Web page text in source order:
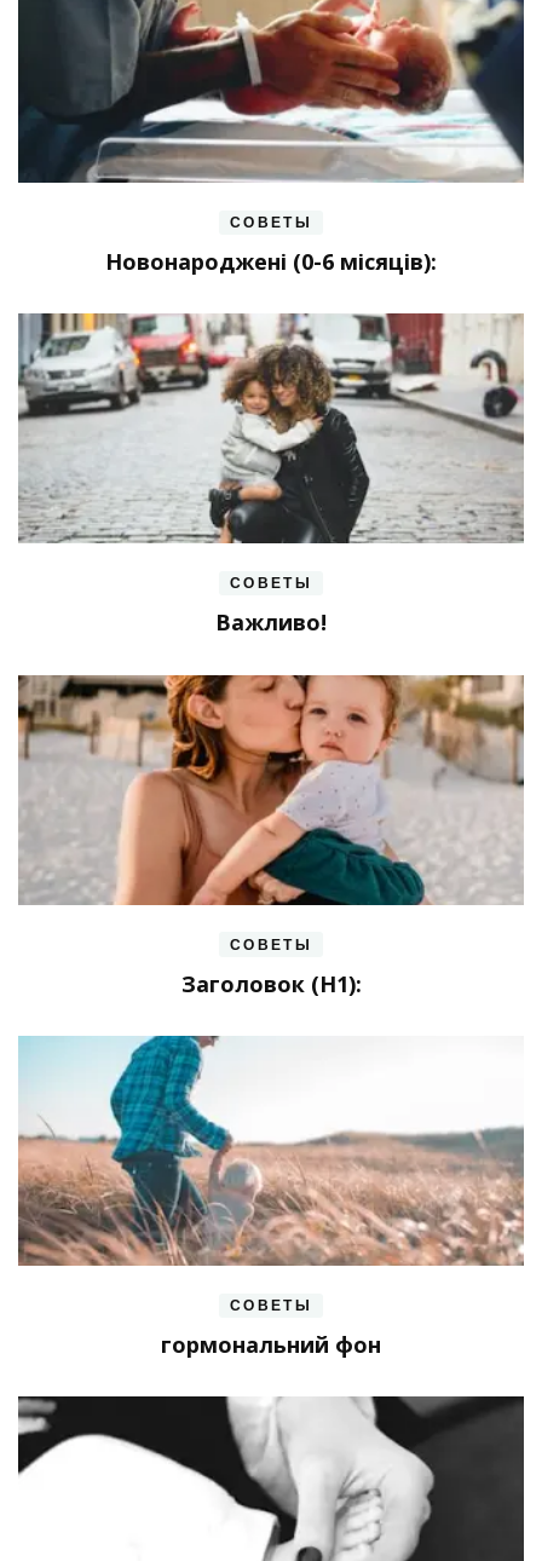
СОВЕТЫ
Новонароджені (0-6 місяців):
СОВЕТЫ
Важливо!
СОВЕТЫ
Заголовок (H1):
СОВЕТЫ
гормональний фон